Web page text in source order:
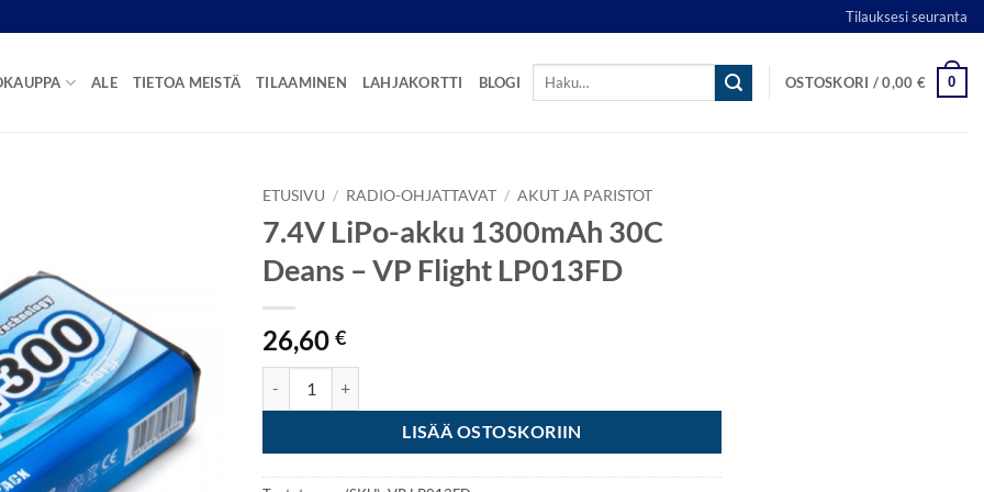
Tilauksesi seuranta
ALE TIETOA MEISTÄ TILAAMINEN LAHJAKORTTI BLOGI
Etsi:
OSTOSKORI /0,00 € 0
ETUSIVU / RADIO-OHJATTAVAT / AKUT JA PARISTOT
7.4V LiPo-akku 1300mAh 30C
Deans – VP Flight LP013FD
26,60 €
LISÄÄ OSTOSKORIIN